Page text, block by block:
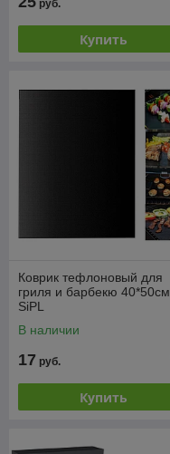
руб.
Купить
Коврик тефлоновый для
гриля и барбекю 40*50см
SiPL
В наличии
17 руб.
Купить